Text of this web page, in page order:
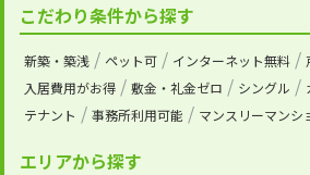
こだわり条件から探す
新築・築浅 ペット可 インターネット無料
入居費用がお得
敷金・礼金ゼロ シングル
テナント
事務所利用可能 マンスリーマンシ
エリアから探す